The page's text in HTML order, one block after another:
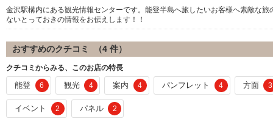
金沢駅構内にある観光情報センターです。能登半島へ旅したいお客様へ素敵な
ないとっておきの情報をお伝えします！！
おすすめのクチコミ （4 件）
クチコミからみる、このお店の特長
能登 6 観光 4 案内 4 パンフレット 4 方面 3
イベント 2 パネル 2